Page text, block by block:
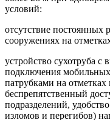
условий:
отсутствие постоянных
сооружениях на
устройство сухотруба
подключения
патрубками на
беспрепятственный
подразделений,
изломов и перегибов)